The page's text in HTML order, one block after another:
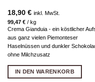
18,90 € inkl. MwSt.
99,47 €/ kg
Crema Gianduia - ein köstlicher
aus ganz vielen Piemonteser
Haselnüssen und dunkler
ohne Milchzusatz
IN DEN WARENKORB